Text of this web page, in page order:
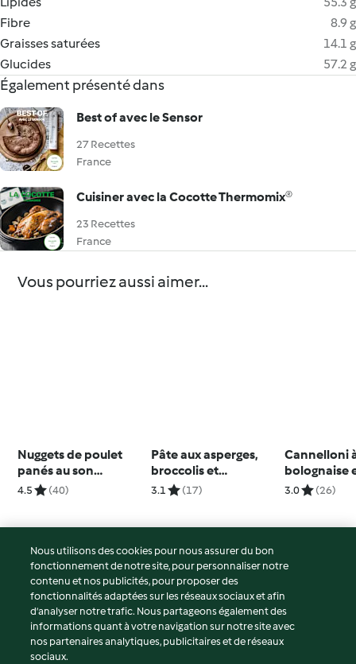
Fibre
8.9 g
Graisses saturées
14.1 g
Glucides
57.2 g
Également présenté dans
Best of avec le Sensor
27 Recettes
France
Cuisiner avec la Cocotte Thermomix®
23 Recettes
France
Vous pourriez aussi aimer...
Nuggets de poulet
panés au son
d’avoine façon
4.5 (40)
Pâte aux asperges,
broccolis et
champignons
3.1 (17)
Cannelloni
bolognaise
épinards
3.0 (26)
© Copyright 2026
Conditions d'utilisation
Politique de confidentialité
Non-responsabilité
Nous utilisons des cookies pour nous assurer du bon
fonctionnement de notre site, pour personnaliser notre
contenu et nos publicités, pour proposer des
fonctionnalités adaptées sur les réseaux sociaux et afin
d’analyser notre trafic. Nous partageons également des
informations quant à votre navigation sur notre site avec
nos partenaires analytiques, publicitaires et de réseaux
sociaux.